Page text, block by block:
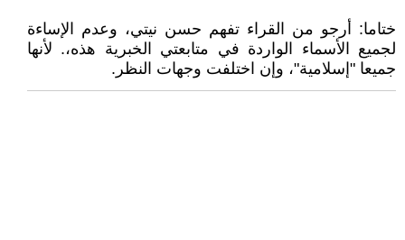
ختاما: أرجو من القراء تفهم حسن نيتي، وعدم الإساءة
لجميع الأسماء الواردة في متابعتي الخبرية هذه،. لأنها
جميعا "إسلامية"، وإن اختلفت وجهات النظر.